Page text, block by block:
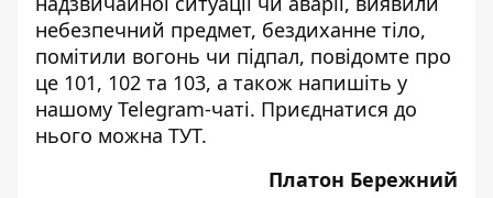
небезпечний предмет, бездиханне тіло,
помітили вогонь чи підпал, повідомте про
це 101, 102 та 103, а також напишіть у
нашому Telegram-чаті. Приєднатися до
нього можна ТУТ.
Платон Бережний